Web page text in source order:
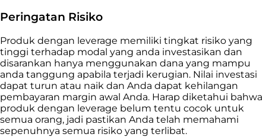
Peringatan Risiko
Produk dengan leverage memiliki tingkat risiko yang
tinggi terhadap modal yang anda investasikan dan
disarankan hanya menggunakan dana yang mampu
anda tanggung apabila terjadi kerugian. Nilai investasi
dapat turun atau naik dan Anda dapat kehilangan
pembayaran margin awal Anda. Harap diketahui bahwa
produk dengan leverage belum tentu cocok untuk
semua orang, jadi pastikan Anda telah memahami
sepenuhnya semua risiko yang terlibat.